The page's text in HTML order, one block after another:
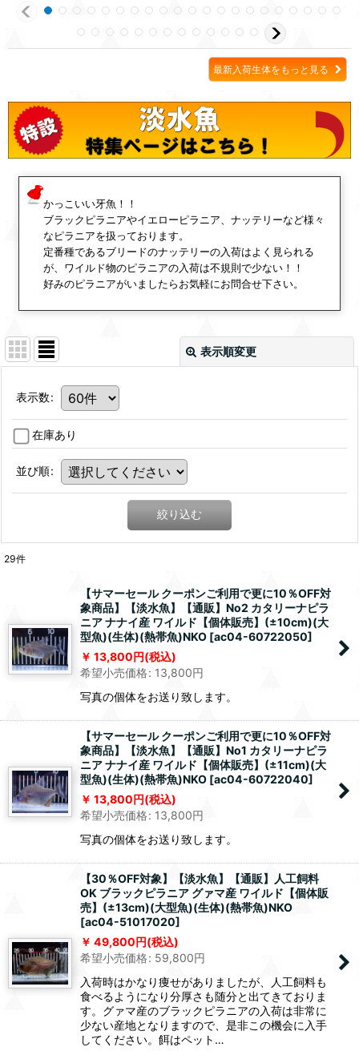
最新入荷生体をもっと見る
かっこいい牙魚！！
ブラックピラニアやイエローピラニア、ナッテリーなど様々
なピラニアを扱っております。
定番種であるブリードのナッテリーの入荷はよく見られる
が、ワイルド物のピラニアの入荷は不規則で少ない！！
好みのピラニアがいましたらお気軽にお問合せ下さい。
表示順変更
表示数:
在庫あり
並び順:
絞り込む
29件
【サマーセール クーポンご利用で更に10％OFF対
象商品】【淡水魚】【通販】No2 カタリーナピラ
ニア ナナイ産 ワイルド【個体販売】(±10cm)(大
型魚)(生体)(熱帯魚)NKO [ac04-60722050]
13,800円(税込)
希望小売価格: 13,800円
写真の個体をお送り致します。
【サマーセール クーポンご利用で更に10％OFF対
象商品】【淡水魚】【通販】No1 カタリーナピラ
ニア ナナイ産 ワイルド【個体販売】(±11cm)(大
型魚)(生体)(熱帯魚)NKO [ac04-60722040]
13,800円(税込)
希望小売価格: 13,800円
写真の個体をお送り致します。
【30％OFF対象】【淡水魚】【通販】人工飼料
OK ブラックピラニア グァマ産 ワイルド【個体販
売】(±13cm)(大型魚)(生体)(熱帯魚)NKO
[ac04-51017020]
49,800円(税込)
希望小売価格: 59,800円
入荷時はかなり痩せがありましたが、人工飼料も
食べるようになり分厚さも随分と出てきておりま
す。グァマ産のブラックピラニアの入荷は非常に
少ない産地となりますので、是非この機会に入手
してください。餌はペット…